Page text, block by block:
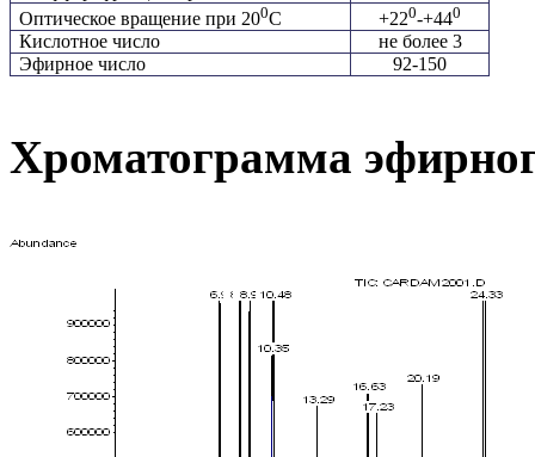
Оптическое вращение при 200С +220-+440
Кислотное число
не более 3
Эфирное число
92-150
Хроматограмма